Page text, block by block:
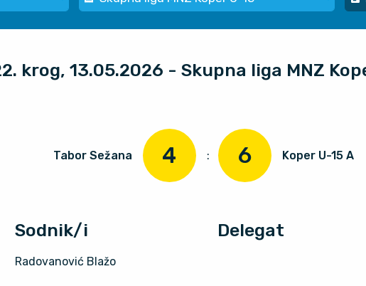
krog, 13.05.2026 - Skupna liga MNZ
Tabor Sežana 4 : 6 Koper U-15 A
Sodnik/i
Radovanović Blažo
Delegat